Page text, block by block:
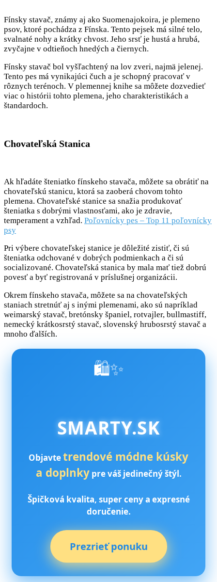
Fínsky stavač, známy aj ako Suomenajokoira, je plemeno
psov, ktoré pochádza z Fínska. Tento pejsek má silné telo,
svalnaté nohy a krátky chvost. Jeho srsť je hustá a hrubá,
zvyčajne v odtieňoch hnedých a čiernych.
Fínsky stavač bol vyšľachtený na lov zveri, najmä jelenej.
Tento pes má vynikajúci čuch a je schopný pracovať v
rôznych terénoch. V plemennej knihe sa môžete dozvedieť
viac o histórii tohto plemena, jeho charakteristikách a
štandardoch.
Chovateľská Stanica
Ak hľadáte šteniatko fínskeho stavača, môžete sa obrátiť na
chovateľskú stanicu, ktorá sa zaoberá chovom tohto
plemena. Chovateľské stanice sa snažia produkovať
šteniatka s dobrými vlastnosťami, ako je zdravie,
temperament a vzhľad. Poľovnícky pes – Top 11 poľovnícky
psy
Pri výbere chovateľskej stanice je dôležité zistiť, či sú
šteniatka odchované v dobrých podmienkach a či sú
socializované. Chovateľská stanica by mala mať tiež dobrú
povesť a byť registrovaná v príslušnej organizácii.
Okrem fínskeho stavača, môžete sa na chovateľských
staniach stretnúť aj s inými plemenami, ako sú napríklad
weimarský stavač, bretónsky španiel, rotvajler, bullmastiff,
nemecký krátkosrstý stavač, slovenský hrubosrstý stavač a
mnoho ďalších.
🛍️✨
SMARTY.SK
Objavtetrendové módne kúsky
a doplnkypre váš jedinečný štýl.
Špičková kvalita, super ceny a expresné
doručenie.
Prezrieť ponuku